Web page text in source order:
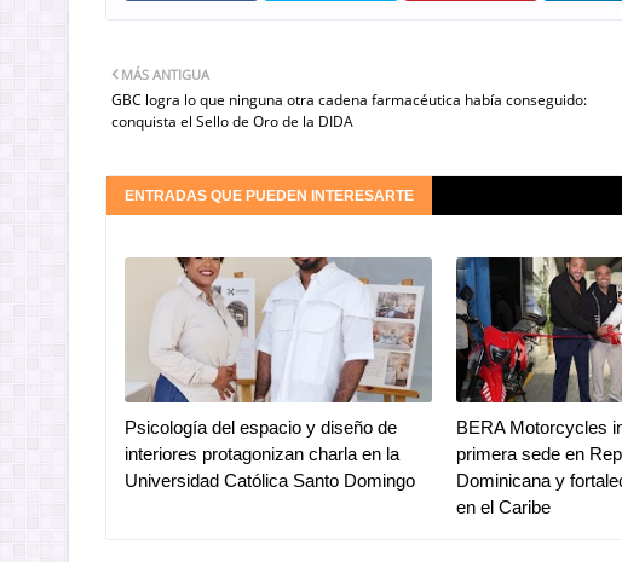
MÁS ANTIGUA
GBC logra lo que ninguna otra cadena farmacéutica había conseguido:
conquista el Sello de Oro de la DIDA
ENTRADAS QUE PUEDEN INTERESARTE
Psicología del espacio y diseño de
interiores protagonizan charla en la
Universidad Católica Santo Domingo
BERA Motorcycles
primera sede en
Dominicana y
en el Caribe